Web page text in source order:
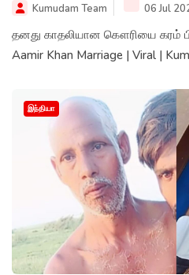
Kumudam Team 06 Jul
தனது காதலியான கௌரியை கரம்
Aamir Khan Marriage | Viral |
இந்தியா